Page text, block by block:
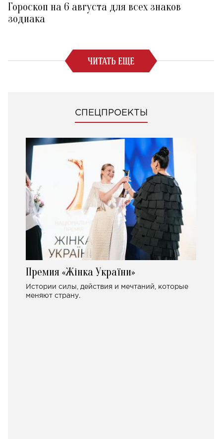
Гороскоп на 6 августа для всех знаков
зодиака
ЧИТАТЬ ЕЩЕ
СПЕЦПРОЕКТЫ
Премия «Жінка України»
Истории силы, действия и мечтаний, которые
меняют страну.